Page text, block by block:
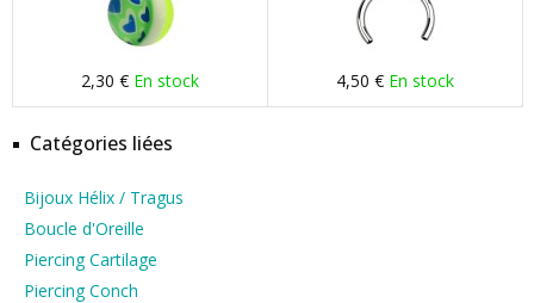
2,30 € En stock 4,50 € En stock
Catégories liées
Bijoux Hélix / Tragus
Boucle d'Oreille
Piercing Cartilage
Piercing Conch